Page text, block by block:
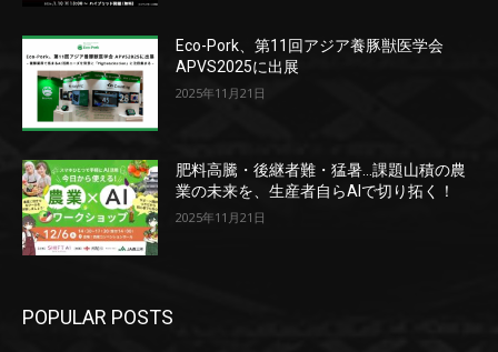
Eco-Pork、第11回アジア養豚獣医学会
APVS2025に出展
2025年11月21日
肥料高騰・後継者難・猛暑…課題山積の農
業の未来を、生産者自らAIで切り拓く！
2025年11月21日
POPULAR POSTS